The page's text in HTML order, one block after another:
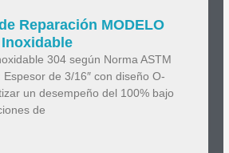
Reparación MODELO
304 según Norma ASTM
de 3/16″ con diseño O-
un desempeño del 100% bajo
de